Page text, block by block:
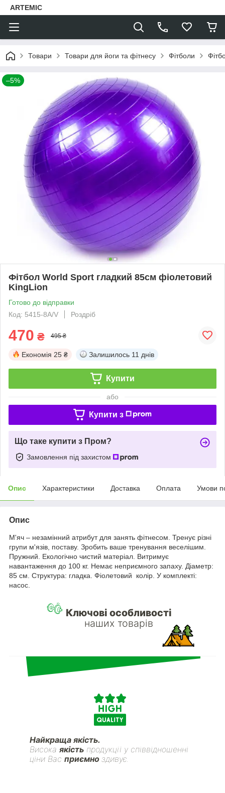
ARTEMIC
Товари Товари для йоги та фітнесу Фітболи
–5%
Фітбол World Sport гладкий 85см фіолетовий
KingLion
Готово до відправки
Код: 5415-8A/V
Роздріб
470 ₴ 495 ₴
Економія 25 ₴ Залишилось 11 днів
Купити
або
Купити з
Що таке купити з Пром?
Замовлення під захистом
Опис Характеристики Доставка Оплата Умови
Опис
М'яч – незамінний атрибут для занять фітнесом. Тренує різні
групи м'язів, поставу. Зробить ваше тренування веселішим.
Пружний. Екологічно чистий матеріал. Витримує
навантаження до 100 кг. Немає неприємного запаху. Діаметр:
85 см. Структура: гладка. Фіолетовий колір. У комплекті:
насос.
Ключові особливості
наших товарів
Найкраща якість.
Висока якість продукції у співвідношенні
ціни Вас приємно здивує.